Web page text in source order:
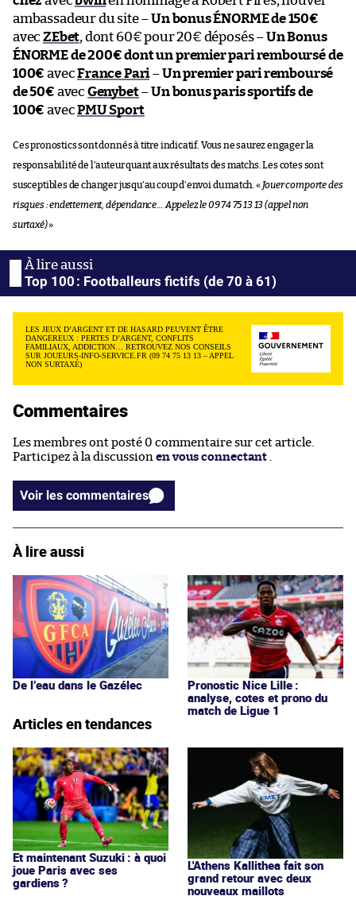
ambassadeur du site –Un bonus ÉNORME de 150€
avecZEbet, dont 60€ pour 20€ déposés –Un Bonus
ÉNORME de 200€ dont un premier pari remboursé de
100€ avecFrance Pari–Un premier pari remboursé
de 50€ avec Genybet–Un bonus paris sportifs de
100€ avecPMU Sport
Ces pronostics sont donnés à titre indicatif. Vous ne saurez engager la
responsabilité de l’auteur quant aux résultats des matchs. Les cotes sont
susceptibles de changer jusqu’au coup d’envoi du match. « Jouer comporte des
risques : endettement, dépendance… Appelez le 09 74 75 13 13 (appel non
surtaxé)»
Top 100 : Footballeurs fictifs (de 70 à 61)
LES JEUX D’ARGENT ET DE HASARD PEUVENT ÊTRE
DANGEREUX : PERTES D’ARGENT, CONFLITS
FAMILIAUX, ADDICTION… RETROUVEZ NOS CONSEILS
SUR JOUEURS-INFO-SERVICE.FR (09 74 75 13 13 – APPEL
NON SURTAXÉ)
Commentaires
Les membres ont posté 0 commentaire sur cet article.
Participez à la discussion en vous connectant
Voir les commentaires
À lire aussi
De l’eau dans le Gazélec
Pronostic Nice Lille :
analyse, cotes et prono du
match de Ligue 1
Articles en tendances
Et maintenant Suzuki : à quoi
joue Paris avec ses
gardiens ?
L'Athens Kallithea fait son
grand retour avec deux
nouveaux maillots